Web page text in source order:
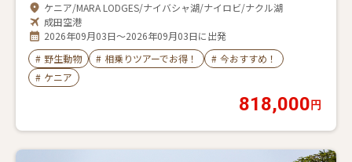
ケニア/MARA LODGES/ナイバシャ湖/ナイロビ/ナクル湖
成田空港
2026年09月03日～2026年09月03日に出発
# 野生動物 # 相乗りツアーでお得！ # 今おすすめ！
# ケニア
818,000 円